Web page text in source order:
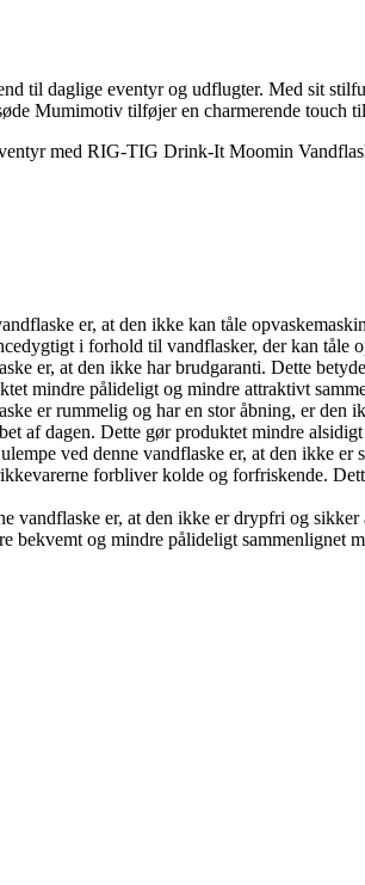
til daglige eventyr og udflugter. Med sit
Mumimotiv tilføjer en charmerende touch
med RIG-TIG Drink-It Moomin
er, at den ikke kan tåle
i forhold til vandflasker, der kan tåle
er, at den ikke har brudgaranti. Dette
mindre pålideligt og mindre attraktivt
er rummelig og har en stor åbning, er
af dagen. Dette gør produktet mindre
ved denne vandflaske er, at den ikke
forbliver kolde og forfriskende.
vandflaske er, at den ikke er drypfri og
bekvemt og mindre pålideligt sammenlignet